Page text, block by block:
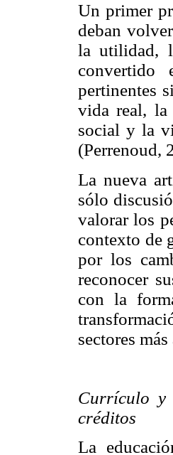
Un primer
deban
la utilidad,
convertido
pertinentes
vida real, la
social y la
(Perrenoud,
La nueva
sólo
valorar los
contexto de
por los
reconocer
con la
sectores
Currículo y
créditos
La